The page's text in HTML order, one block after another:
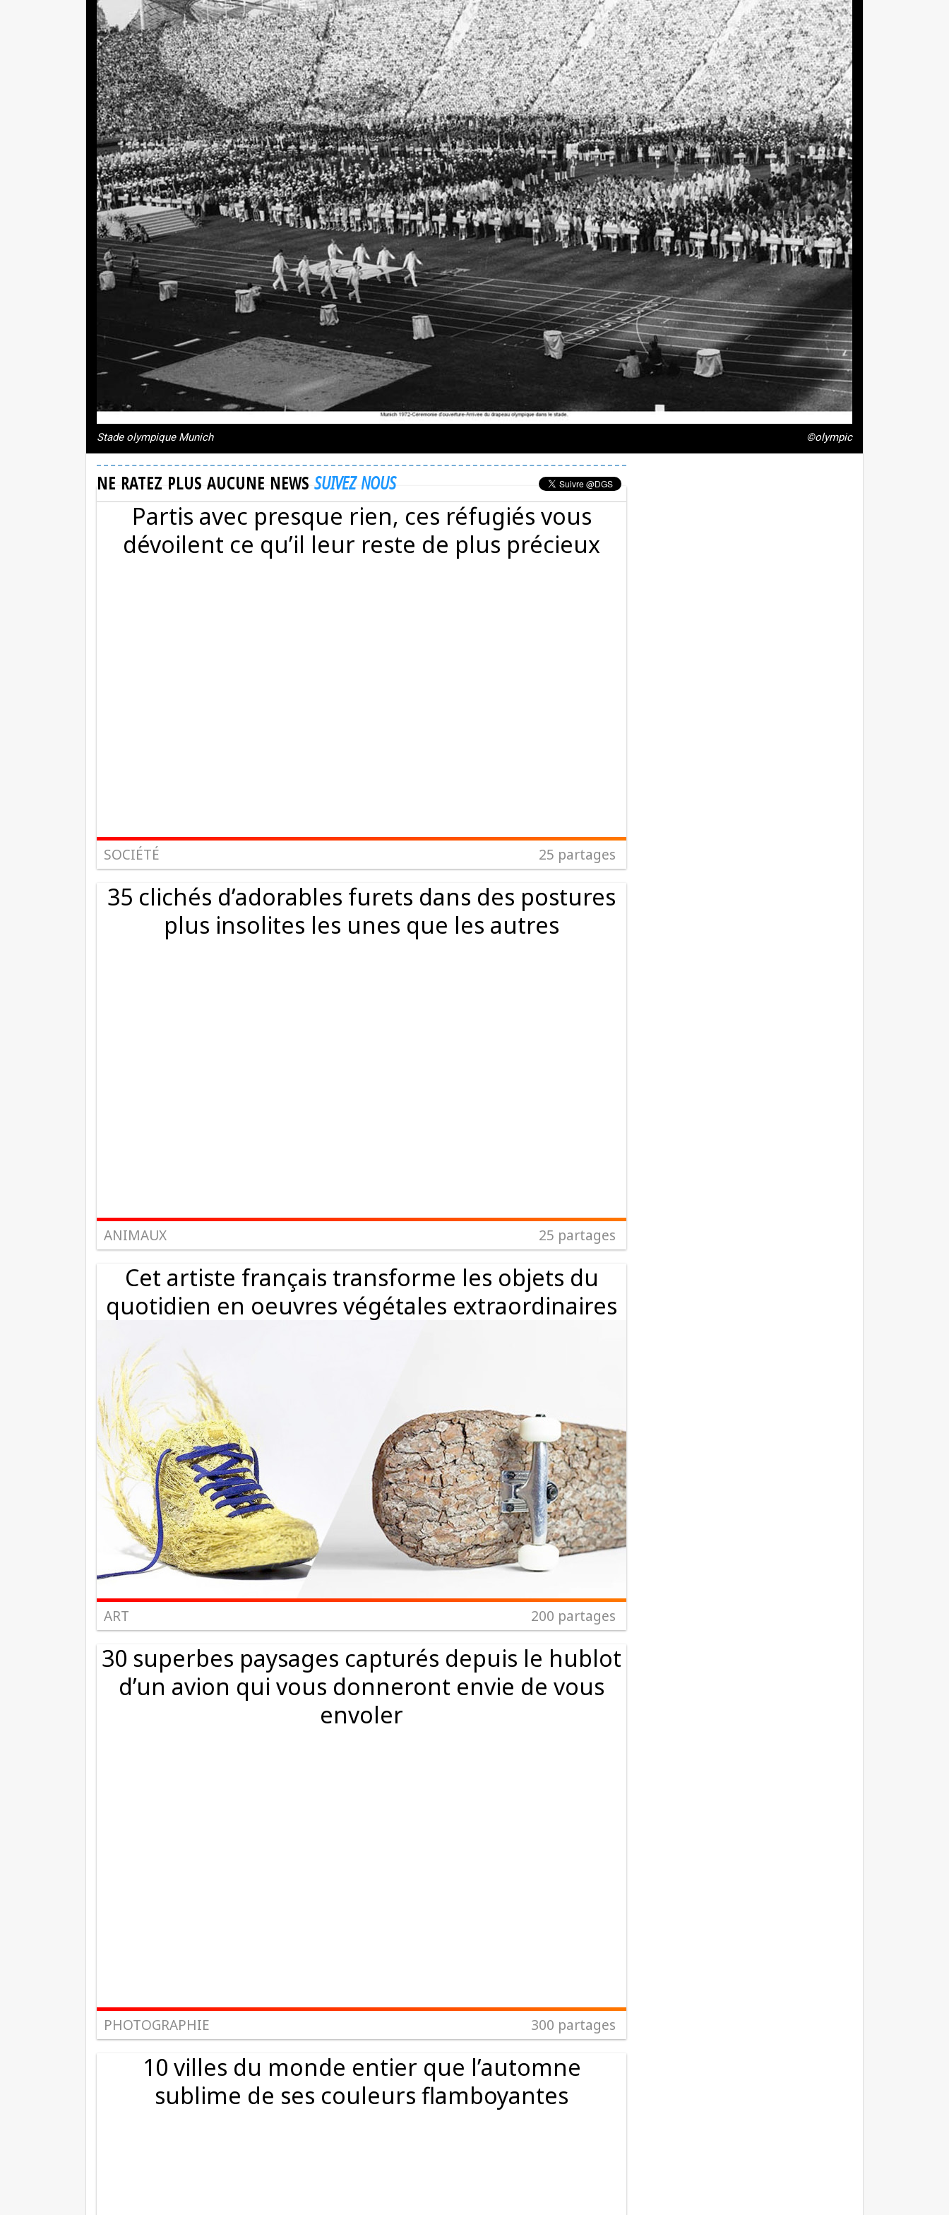
Stade olympique Munich ©olympic
NE RATEZ PLUS AUCUNE NEWS SUIVEZ NOUS
Partis avec presque rien, ces réfugiés vous
dévoilent ce qu’il leur reste de plus précieux
SOCIÉTÉ 25 partages
35 clichés d’adorables furets dans des postures
plus insolites les unes que les autres
ANIMAUX 25 partages
Cet artiste français transforme les objets du
quotidien en oeuvres végétales extraordinaires
ART 200 partages
30 superbes paysages capturés depuis le hublot
d’un avion qui vous donneront envie de vous
envoler
PHOTOGRAPHIE 300 partages
10 villes du monde entier que l’automne
sublime de ses couleurs flamboyantes